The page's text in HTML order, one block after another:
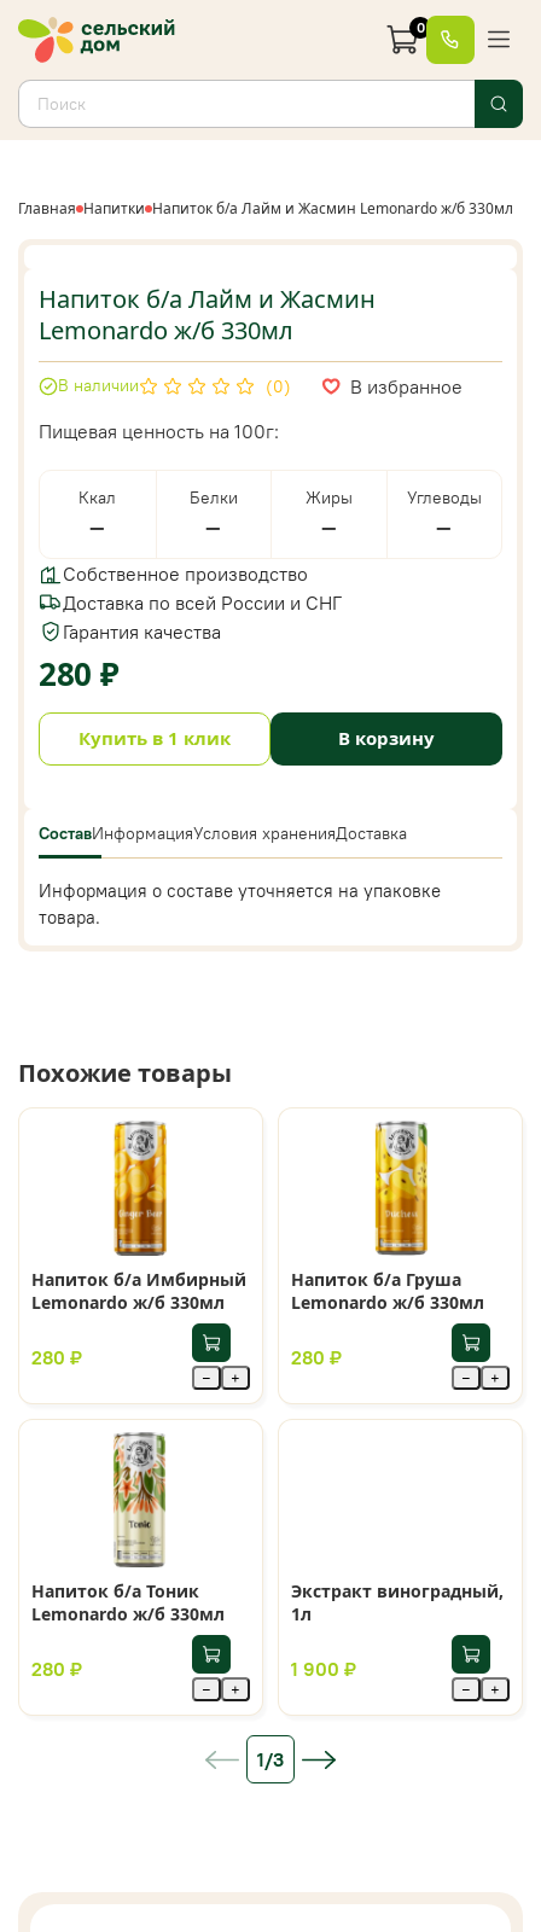
0
Главная Напитки Напиток б/а Лайм и Жасмин Lemonardo ж/б 330мл
Напиток б/а Лайм и Жасмин
Lemonardo ж/б 330мл
(0) В избранное
В наличии
Пищевая ценность на 100г:
Ккал
—
Белки
—
Жиры
—
Углеводы
—
Собственное производство
Доставка по всей России и СНГ
Гарантия качества
280 ₽
В корзину
Купить в 1 клик
СоставИнформацияУсловия храненияДоставка
Информация о составе уточняется на упаковке
товара.
Похожие товары
Напиток б/а Имбирный
Lemonardo ж/б 330мл
280 ₽
− +
Напиток б/а Груша
Lemonardo ж/б 330мл
280 ₽
− +
Напиток б/а Тоник
Lemonardo ж/б 330мл
280 ₽
− +
Экстракт виноградный,
1л
1 900 ₽
− +
1/3